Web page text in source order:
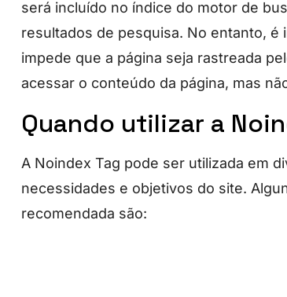
será incluído no índice do motor de
resultados de pesquisa. No entanto, é
impede que a página seja rastreada
acessar o conteúdo da página, mas
Quando utilizar a
A Noindex Tag pode ser utilizada em
necessidades e objetivos do site.
recomendada são: